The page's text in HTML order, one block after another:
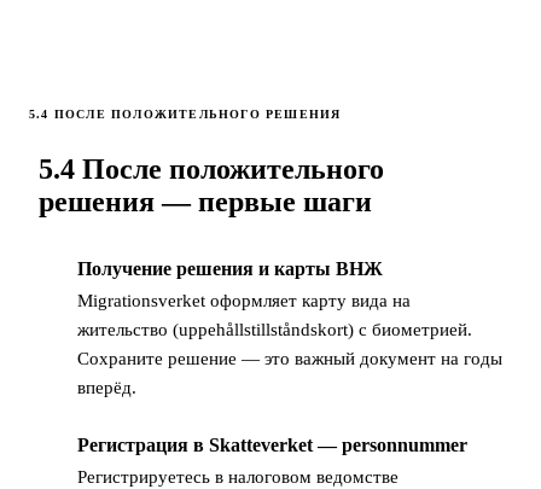
5.4 ПОСЛЕ ПОЛОЖИТЕЛЬНОГО РЕШЕНИЯ
5.4 После положительного
решения — первые шаги
Получение решения и карты ВНЖ
Migrationsverket оформляет карту вида на
жительство (uppehållstillståndskort) с биометрией.
Сохраните решение — это важный документ на годы
вперёд.
Регистрация в Skatteverket — personnummer
Регистрируетесь в налоговом ведомстве